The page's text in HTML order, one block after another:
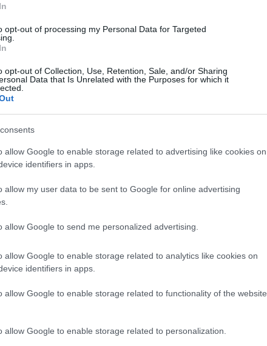
opt-out of processing my Personal Data for Targeted
opt-out of Collection, Use, Retention, Sale, and/or Sharing
Data that Is Unrelated with the Purposes for which it
allow Google to enable storage related to advertising like cookies on
identifiers in apps.
allow my user data to be sent to Google for online advertising
allow Google to send me personalized advertising.
allow Google to enable storage related to analytics like cookies on
identifiers in apps.
allow Google to enable storage related to functionality of the website
allow Google to enable storage related to personalization.
Ospedaliera
dal
Melograna, all’Afmal e alla Pastorale sanitaria.
per rendere l’evento un momento di
nella Capitale
dott.ssa Maria Cusanoe diBruno